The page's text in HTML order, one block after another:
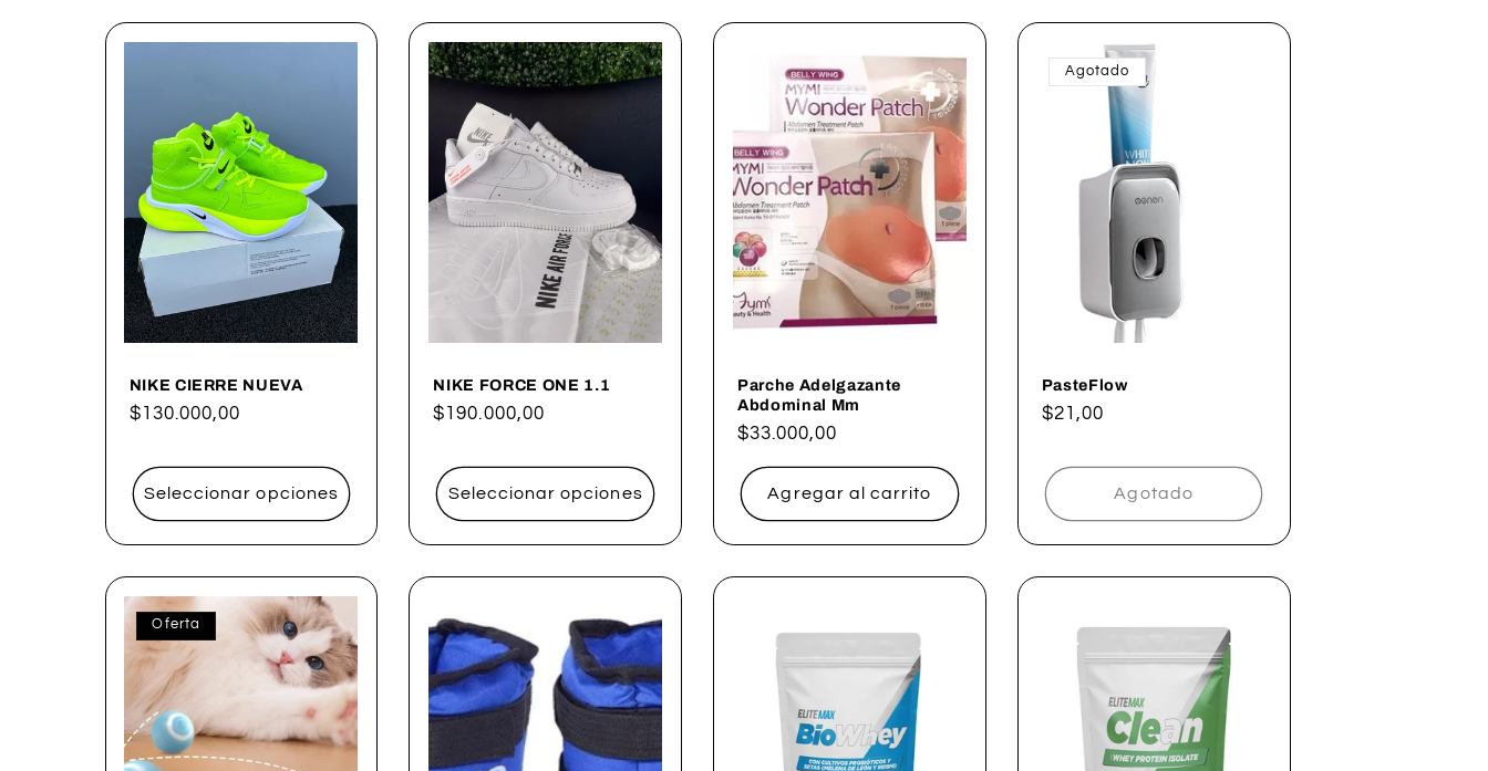
NIKE CIERRE NUEVA
Precio
$130.000,00
Seleccionar opciones
NIKE FORCE ONE 1.1
Precio
$190.000,00
Seleccionar opciones
Parche Adelgazante
Abdominal Mm
Precio
$33.000,00
Agregar al carrito
Agotado
PasteFlow
Precio
$21,00
Agotado
Oferta